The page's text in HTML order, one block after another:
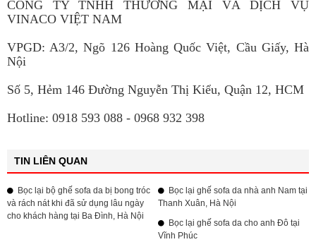
CÔNG TY TNHH THƯƠNG MẠI VÀ DỊCH VỤ
VINACO VIỆT NAM
VPGD: A3/2, Ngõ 126 Hoàng Quốc Việt, Cầu Giấy, Hà
Nội
Số 5, Hẻm 146 Đường Nguyễn Thị Kiểu, Quận 12, HCM
Hotline: 0918 593 088 - 0968 932 398
TIN LIÊN QUAN
Bọc lại bộ ghế sofa da bị bong tróc
và rách nát khi đã sử dụng lâu ngày
cho khách hàng tại Ba Đình, Hà Nội
Bọc lại ghế sofa da nhà anh Nam tại
Thanh Xuân, Hà Nội
Bọc lại ghế sofa da cho anh Đô tại
Vĩnh Phúc